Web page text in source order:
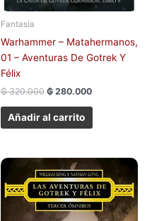
Fantasía
Warhammer – Matahermanos,
01 – Aventuras De Gotrek Y
Félix
₲320.000 ₲ 280.000
Añadir al carrito